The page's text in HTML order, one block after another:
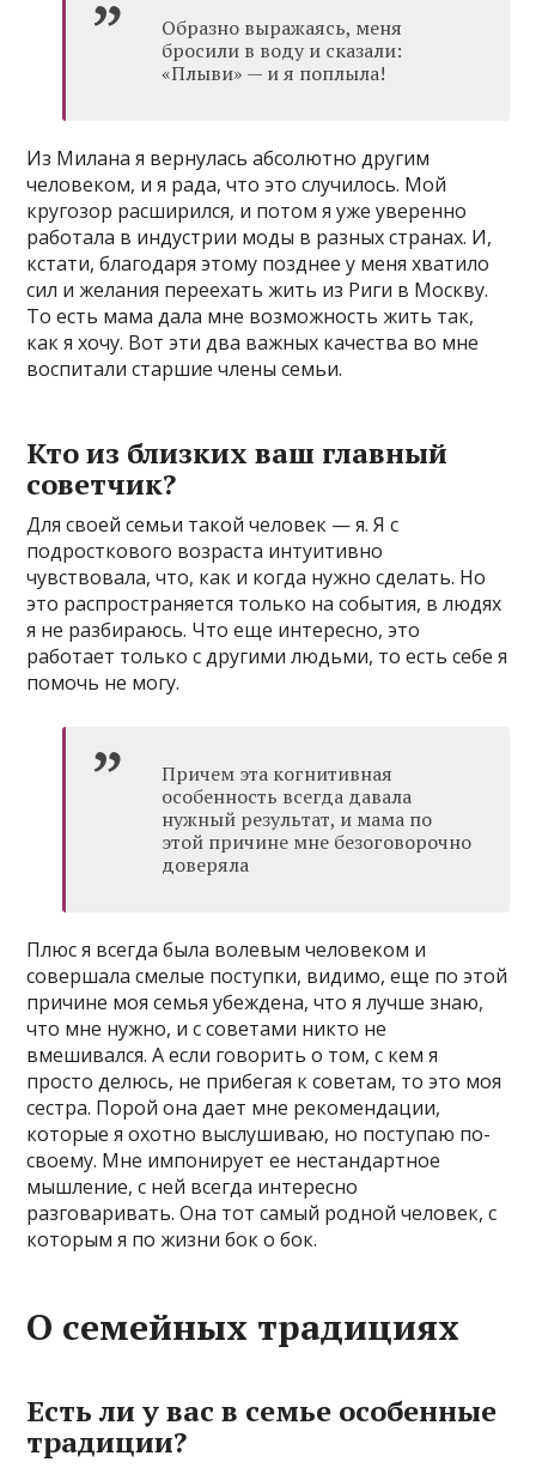
Образно выражаясь, меня
бросили в воду и сказали:
«Плыви» — и я поплыла!
Из Милана я вернулась абсолютно другим
человеком, и я рада, что это случилось. Мой
кругозор расширился, и потом я уже уверенно
работала в индустрии моды в разных странах. И,
кстати, благодаря этому позднее у меня хватило
сил и желания переехать жить из Риги в Москву.
То есть мама дала мне возможность жить так,
как я хочу. Вот эти два важных качества во мне
воспитали старшие члены семьи.
Кто из близких ваш главный
советчик?
Для своей семьи такой человек — я. Я с
подросткового возраста интуитивно
чувствовала, что, как и когда нужно сделать. Но
это распространяется только на события, в людях
я не разбираюсь. Что еще интересно, это
работает только с другими людьми, то есть себе я
помочь не могу.
Причем эта когнитивная
особенность всегда давала
нужный результат, и мама по
этой причине мне безоговорочно
доверяла
Плюс я всегда была волевым человеком и
совершала смелые поступки, видимо, еще по этой
причине моя семья убеждена, что я лучше знаю,
что мне нужно, и с советами никто не
вмешивался. А если говорить о том, с кем я
просто делюсь, не прибегая к советам, то это моя
сестра. Порой она дает мне рекомендации,
которые я охотно выслушиваю, но поступаю по-
своему. Мне импонирует ее нестандартное
мышление, с ней всегда интересно
разговаривать. Она тот самый родной человек, с
которым я по жизни бок о бок.
О семейных традициях
Есть ли у вас в семье особенные
традиции?